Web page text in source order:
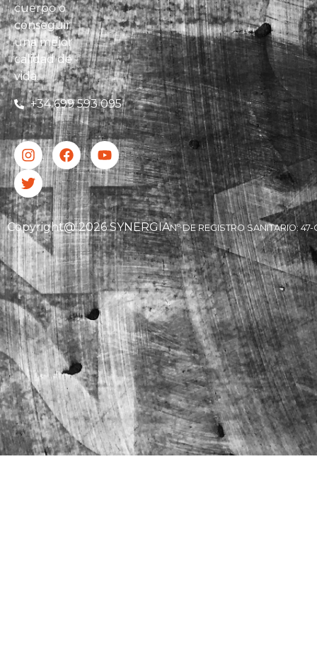
cuerpo o
conseguir
una mejor
calidad de
vida.
+34 699 593 095
Copyright@ 2026 SYNERGIANº DE REGISTRO SANITARIO: 47-